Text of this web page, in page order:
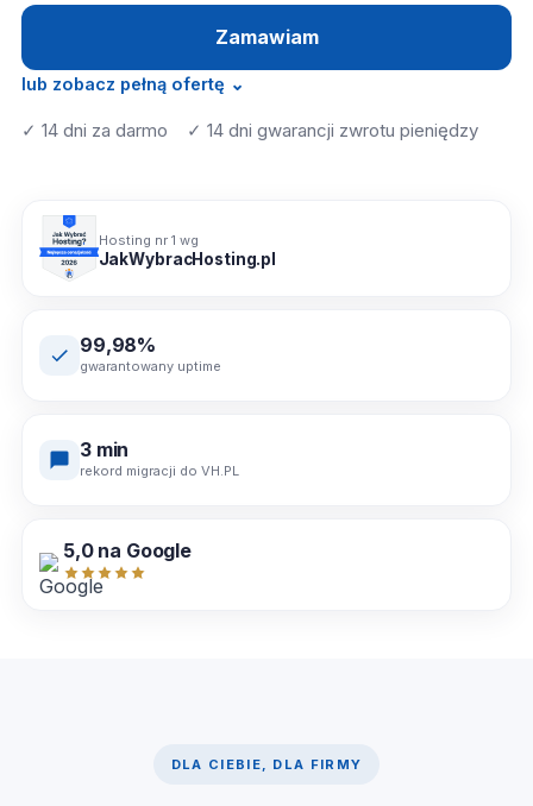
Zamawiam
lub zobacz pełną ofertę ⌄
✓ 14 dni za darmo ✓ 14 dni gwarancji zwrotu pieniędzy
Hosting nr 1 wg
JakWybracHosting.pl
99,98%
gwarantowany uptime
3 min
rekord migracji do VH.PL
5,0 na Google
DLA CIEBIE, DLA FIRMY